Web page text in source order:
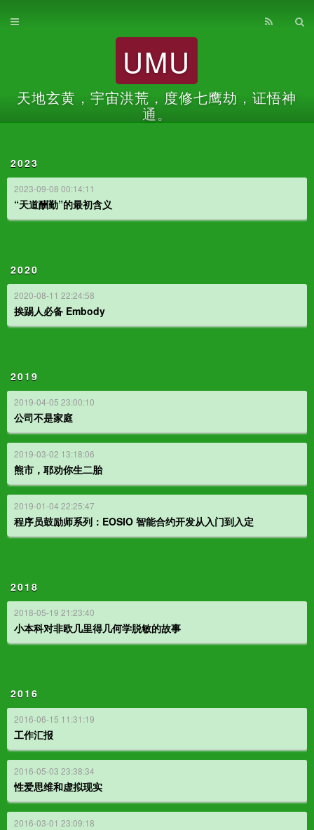
UMU
天地玄黄，宇宙洪荒，度修七鹰劫，证悟神
通。
2023
2023-09-08 00:14:11
“天道酬勤”的最初含义
2020
2020-08-11 22:24:58
挨踢人必备 Embody
2019
2019-04-05 23:00:10
公司不是家庭
2019-03-02 13:18:06
熊市，耶劝你生二胎
2019-01-04 22:25:47
程序员鼓励师系列：EOSIO 智能合约开发从入门到入定
2018
2018-05-19 21:23:40
小本科对非欧几里得几何学脱敏的故事
2016
2016-06-15 11:31:19
工作汇报
2016-05-03 23:38:34
性爱思维和虚拟现实
2016-03-01 23:09:18
首页
关于